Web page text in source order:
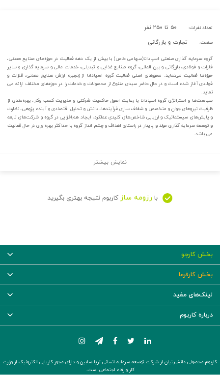
تعداد نفرات: ۵۰ تا ۲۵۰ نفر
صنعت: تجارت و بازرگانی
گروه سرمایه گذاری صنعتی اسپادانا(سهامی خاص) با بیش از یک دهه فعالیت در حوزه‌های صنایع معدنی،
فلزات و فولادی، بازرگانی و بین المللی، گروه صنایع غذایی و تبدیلی، خدمات مالی و سرمایه گذاری و سایر
حوزه‌ها فعالیت می‌نماید. محورهای اصلی فعالیت گروه اسپادانا از زنجیره ارزش صنایع معدنی، فلزات و
فولادی آغاز شده است و در حال حاضر سبدی متنوع از محصولات و خدمات را در حوزه‌های مختلف ارائه می
نماید.
سیاست‌ها و استراتژی گروه اسپادانا با رعایت اصول حاکمیت شرکتی و مدیریت کسب وکار، بهره‌مندی از
ظرفیت نیروهای جوان و متخصص و شفاف سازی فرآیندها، دانش و تحلیل اقتصادی و آینده پژوهی، نظارت
و پایش‌های سیستماتیک و ارزیابی شاخص‌های کلیدی عملکرد، ایجاد هم‌افزایی در گروه و شرکت‌های تابعه
و توسعه سرمایه گذاری مولد و پایدار در راستای اهداف و چشم انداز گروه با حداکثر بهره وری در حال فعالیت
می باشد.
نمایش بیشتر
با رزومه ساز کاربوم نتیجه بهتری بگیرید
بخش کارجو
بخش کارفرما
لینک‌های مفید
درباره کاربوم
کاربوم محصولی دانش‌بنیان از شرکت توسعه سرمایه انسانی آریا سابین و دارای مجوز کاریابی الکترونیک از وزارت
کار و رفاه اجتماعی است.